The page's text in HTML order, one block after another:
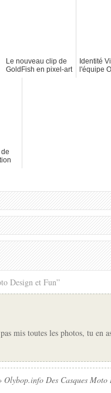
Le nouveau clip de
GoldFish en pixel-art
Identité
l'équipe
Design et Fun”
mis toutes les photos, tu en
Olybop.info Des Casques